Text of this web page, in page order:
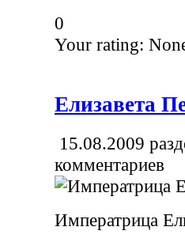
0
Your rating:
Елизавета
15.08.2009
комментариев
Императрица